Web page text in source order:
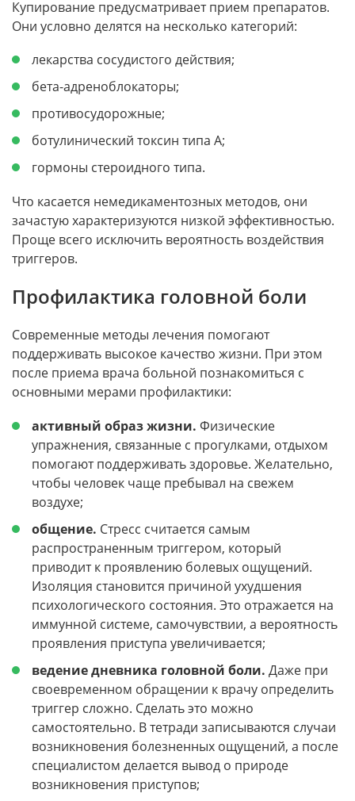
Купирование предусматривает прием препаратов.
Они условно делятся на несколько категорий:
лекарства сосудистого действия;
бета-адреноблокаторы;
противосудорожные;
ботулинический токсин типа А;
гормоны стероидного типа.
Что касается немедикаментозных методов, они
зачастую характеризуются низкой эффективностью.
Проще всего исключить вероятность воздействия
триггеров.
Профилактика головной боли
Современные методы лечения помогают
поддерживать высокое качество жизни. При этом
после приема врача больной познакомиться с
основными мерами профилактики:
активный образ жизни. Физические
упражнения, связанные с прогулками, отдыхом
помогают поддерживать здоровье. Желательно,
чтобы человек чаще пребывал на свежем
воздухе;
общение. Стресс считается самым
распространенным триггером, который
приводит к проявлению болевых ощущений.
Изоляция становится причиной ухудшения
психологического состояния. Это отражается на
иммунной системе, самочувствии, а вероятность
проявления приступа увеличивается;
ведение дневника головной боли. Даже при
своевременном обращении к врачу определить
триггер сложно. Сделать это можно
самостоятельно. В тетради записываются случаи
возникновения болезненных ощущений, а после
специалистом делается вывод о природе
возникновения приступов;